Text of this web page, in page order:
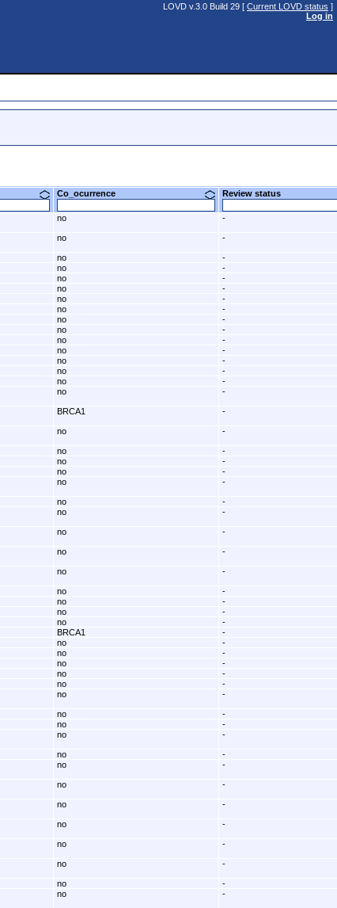
LOVD v.3.0 Build 29 [ Current LOVD status ]
Log in
Co_ocurrence Review status
no -
no -
no
-
no
-
no
-
no
-
no
-
no
-
no
-
no
-
no
-
no
-
no
-
no
-
no
-
no -
BRCA1 -
no -
no
-
no
-
no
-
no -
no
-
no -
no -
no -
no -
no
-
no
-
no
-
no
-
BRCA1
-
no
-
no
-
no
-
no
-
no
-
no -
no
-
no
-
no -
no
-
no -
no -
no -
no -
no -
no -
no
-
no -